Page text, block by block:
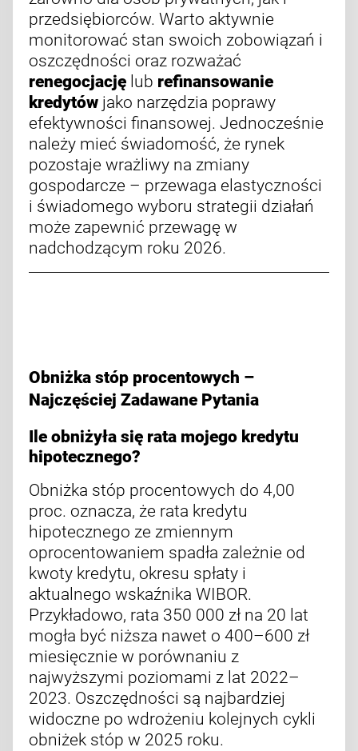
przedsiębiorców. Warto aktywnie
monitorować stan swoich zobowiązań i
oszczędności oraz rozważać
renegocjację lub refinansowanie
kredytów jako narzędzia poprawy
efektywności finansowej. Jednocześnie
należy mieć świadomość, że rynek
pozostaje wrażliwy na zmiany
gospodarcze – przewaga elastyczności
i świadomego wyboru strategii działań
może zapewnić przewagę w
nadchodzącym roku 2026.
Obniżka stóp procentowych –
Najczęściej Zadawane Pytania
Ile obniżyła się rata mojego kredytu
hipotecznego?
Obniżka stóp procentowych do 4,00
proc. oznacza, że rata kredytu
hipotecznego ze zmiennym
oprocentowaniem spadła zależnie od
kwoty kredytu, okresu spłaty i
aktualnego wskaźnika WIBOR.
Przykładowo, rata 350 000 zł na 20 lat
mogła być niższa nawet o 400–600 zł
miesięcznie w porównaniu z
najwyższymi poziomami z lat 2022–
2023. Oszczędności są najbardziej
widoczne po wdrożeniu kolejnych cykli
obniżek stóp w 2025 roku.